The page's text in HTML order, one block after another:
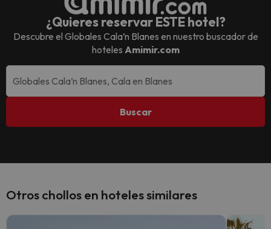
¿Quieres reservar ESTE hotel?
Descubre el Globales Cala’n Blanes en nuestro buscador de
hoteles Amimir.com
Buscar
Otros chollos en hoteles similares